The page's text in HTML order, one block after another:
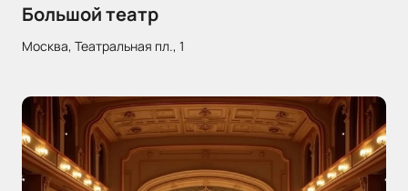
Большой театр
Москва, Театральная пл., 1